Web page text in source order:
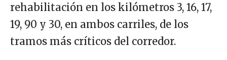
rehabilitación en los kilómetros 3, 16, 17,
19, 90 y 30, en ambos carriles, de los
tramos más críticos del corredor.